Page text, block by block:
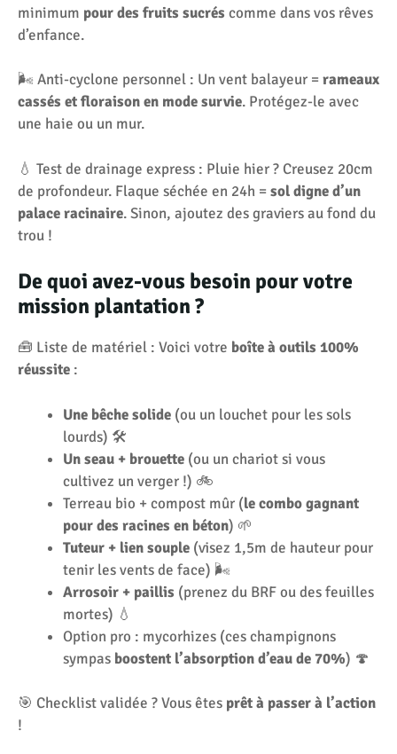
minimum pour des fruits sucrés comme dans vos rêves
d’enfance.
🌬️ Anti-cyclone personnel : Un vent balayeur =rameaux
cassés etfloraison en mode survie. Protégez-le avec
une haie ou un mur.
💧 Test de drainage express : Pluie hier ? Creusez 20cm
de profondeur. Flaque séchée en 24h =sol digne d’un
palace racinaire. Sinon, ajoutez des graviers au fond du
trou !
De quoi avez-vous besoin pour votre
mission plantation ?
🧰 Liste de matériel : Voici votre boîte à outils 100%
réussite :
Une bêche solide (ou un louchet pour les sols
lourds) 🛠️
Un seau + brouette (ou un chariot si vous
cultivez un verger !) 🚲
Terreau bio + compost mûr (le combo gagnant
pour des racines en béton) 🌱
Tuteur + lien souple (visez 1,5m de hauteur pour
tenir les vents de face) 🌬️
Arrosoir + paillis (prenez du BRF ou des feuilles
mortes) 💧
Option pro : mycorhizes (ces champignons
sympas boostent l’absorption d’eau de 70%) 🍄
🎯 Checklist validée ? Vous êtes prêt à passer à l’action
!